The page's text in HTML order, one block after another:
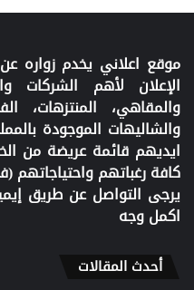
موقع اعلاني يخدم
الإعلان لأهم الشركات
والمقاهي، المنتزهات،
والشاليهات الموجودة
ايديهم قائمة عريضة من
كافة رغباتهم واحتياجاتهم
يرجى التواصل عن طريق
اكمل وجه
أحدث المقالات